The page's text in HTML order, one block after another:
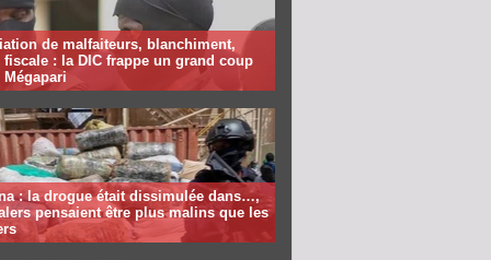
de malfaiteurs, blanchiment,
fiscale : la DIC frappe un grand coup
: la drogue était dissimulée dans…,
pensaient être plus malins que les